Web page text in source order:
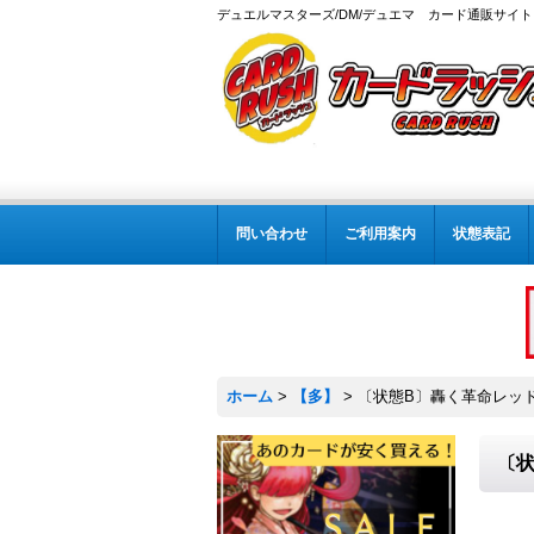
デュエルマスターズ/DM/デュエマ カード通販サイト
問い合わせ ご利用案内 状態表記
ホーム > 【多】 > 〔状態B〕轟く革命レ
〔